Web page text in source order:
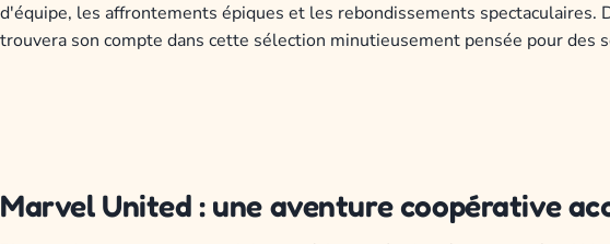
d'équipe, les affrontements épiques et les rebondissements spectaculaires.
trouvera son compte dans cette sélection minutieusement pensée pour des
Marvel United : une aventure coopérative